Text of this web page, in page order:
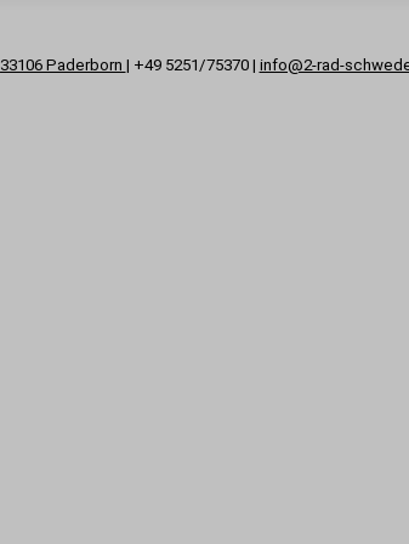
33106 Paderborn | +49 5251/75370 | info@2-rad-